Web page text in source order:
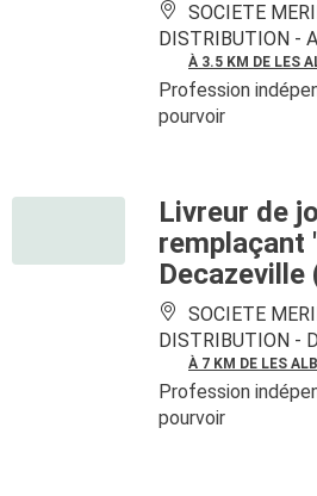
SOCIETE
DISTRIBUTION -
À 3.5 KM DE LES
Profession
pourvoir
Livreur de
remplaçant
Decazeville
SOCIETE
DISTRIBUTION -
À 7 KM DE LES
Profession
pourvoir